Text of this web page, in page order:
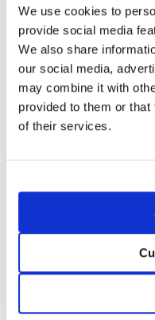
We use cookies to
provide social media
We also share
our social media,
may combine it with
provided to them or
of their services.
J'autorise le traitement
En cochant cette case,
matériel publicitaire sur
Basic S.B.R.L. par le